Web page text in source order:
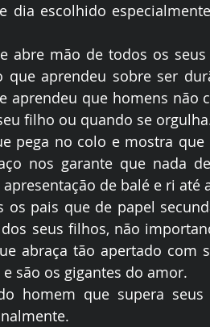
dia escolhido
abre mão de todos os
que aprendeu sobre ser
aprendeu que homens não
filho ou quando se
pega no colo e mostra
nos garante que nada
de balé e ri até
os pais que de papel
seus filhos, não
abraça tão apertado com
e são os gigantes do amor.
homem que supera